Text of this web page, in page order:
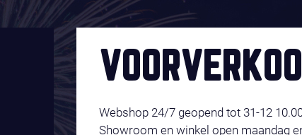
Webshop 24/7 geopend tot 31-12
Showroom en winkel open maandag